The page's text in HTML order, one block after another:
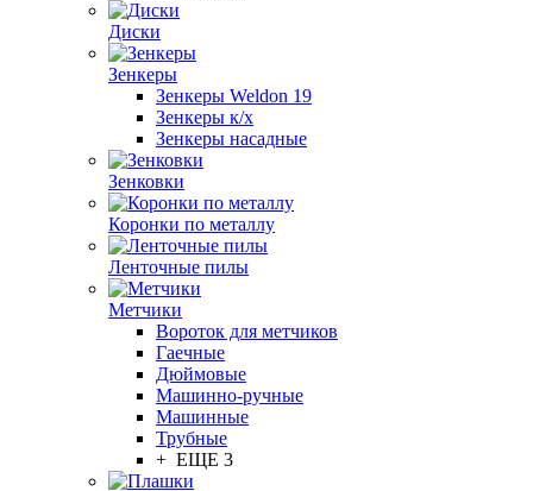
Диски
Зенкеры
Зенкеры Weldon 19
Зенкеры к/х
Зенкеры насадные
Зенковки
Коронки по металлу
Ленточные пилы
Метчики
Вороток для метчиков
Гаечные
Дюймовые
Машинно-ручные
Машинные
Трубные
+ ЕЩЕ 3